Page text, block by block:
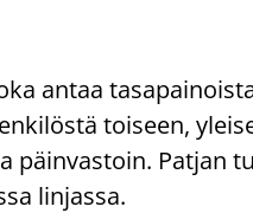
antaa
toiseen,
päinvastoin. Patjan
linjassa.